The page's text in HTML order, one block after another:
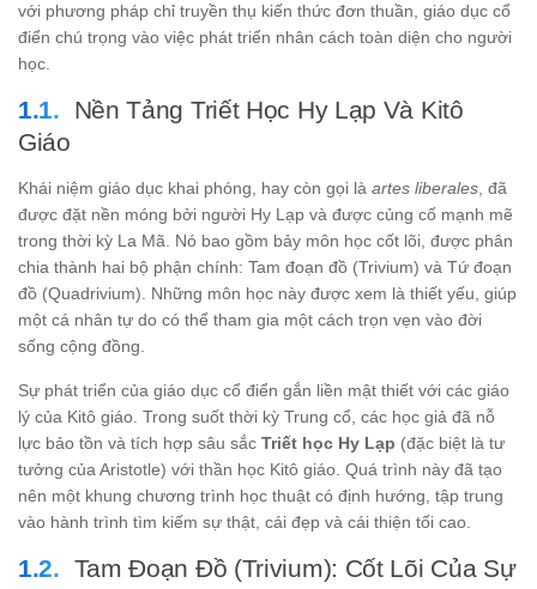
với phương pháp chỉ truyền thụ kiến thức đơn thuần, giáo dục cổ
điển chú trọng vào việc phát triển nhân cách toàn diện cho người
học.
Nền Tảng Triết Học Hy Lạp Và Kitô
Giáo
Khái niệm giáo dục khai phóng, hay còn gọi là artes liberales, đã
được đặt nền móng bởi người Hy Lạp và được củng cố mạnh mẽ
trong thời kỳ La Mã. Nó bao gồm bảy môn học cốt lõi, được phân
chia thành hai bộ phận chính: Tam đoạn đồ (Trivium) và Tứ đoạn
đồ (Quadrivium). Những môn học này được xem là thiết yếu, giúp
một cá nhân tự do có thể tham gia một cách trọn vẹn vào đời
sống cộng đồng.
Sự phát triển của giáo dục cổ điển gắn liền mật thiết với các giáo
lý của Kitô giáo. Trong suốt thời kỳ Trung cổ, các học giả đã nỗ
lực bảo tồn và tích hợp sâu sắc Triết học Hy Lạp (đặc biệt là tư
tưởng của Aristotle) với thần học Kitô giáo. Quá trình này đã tạo
nên một khung chương trình học thuật có định hướng, tập trung
vào hành trình tìm kiếm sự thật, cái đẹp và cái thiện tối cao.
Tam Đoạn Đồ (Trivium): Cốt Lõi Của Sự